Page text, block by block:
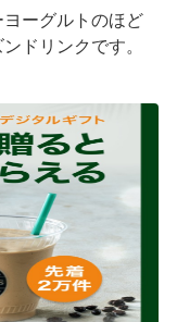
ーグルトのほど
ドリンクです。